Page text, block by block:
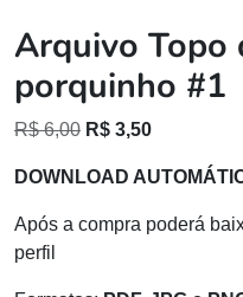
Arquivo Topo
porquinho #1
R$6,00 O
original
R$ 3,50O
atual
DOWNLOAD
Após a compra poderá
perfil